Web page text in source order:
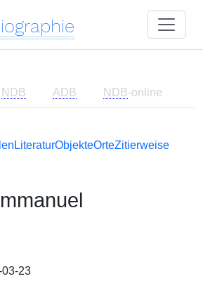
NDB ADB NDB-online
LiteraturObjekteOrteZitierweise
23